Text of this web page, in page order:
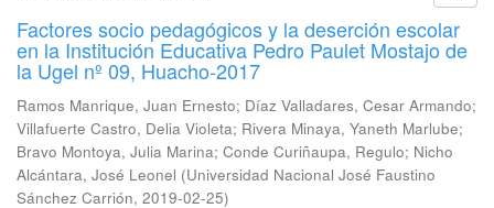
Factores socio pedagógicos y la deserción escolar
en la Institución Educativa Pedro Paulet Mostajo de
la Ugel nº 09, Huacho-2017
Ramos Manrique, Juan Ernesto; Díaz Valladares, Cesar Armando;
Villafuerte Castro, Delia Violeta; Rivera Minaya, Yaneth Marlube;
Bravo Montoya, Julia Marina; Conde Curiñaupa, Regulo; Nicho
Alcántara, José Leonel (Universidad Nacional José Faustino
Sánchez Carrión, 2019-02-25)